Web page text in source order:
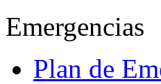
Emergencias
Plan de